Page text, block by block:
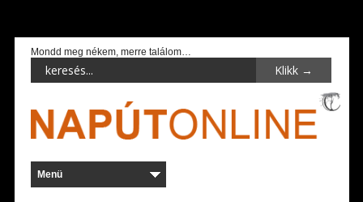
Mondd meg nékem, merre találom…